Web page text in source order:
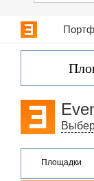
Площадки